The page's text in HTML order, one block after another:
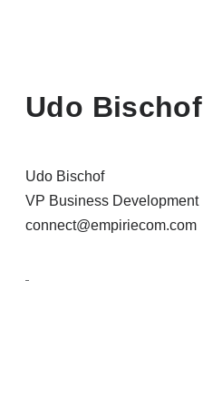
Udo Bischof
Udo Bischof
VP Business Development
connect@empiriecom.com